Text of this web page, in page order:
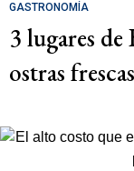
GASTRONOMÍA
3 lugares
ostras